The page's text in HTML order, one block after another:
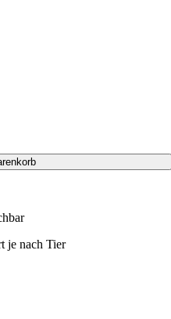
je nach Tier